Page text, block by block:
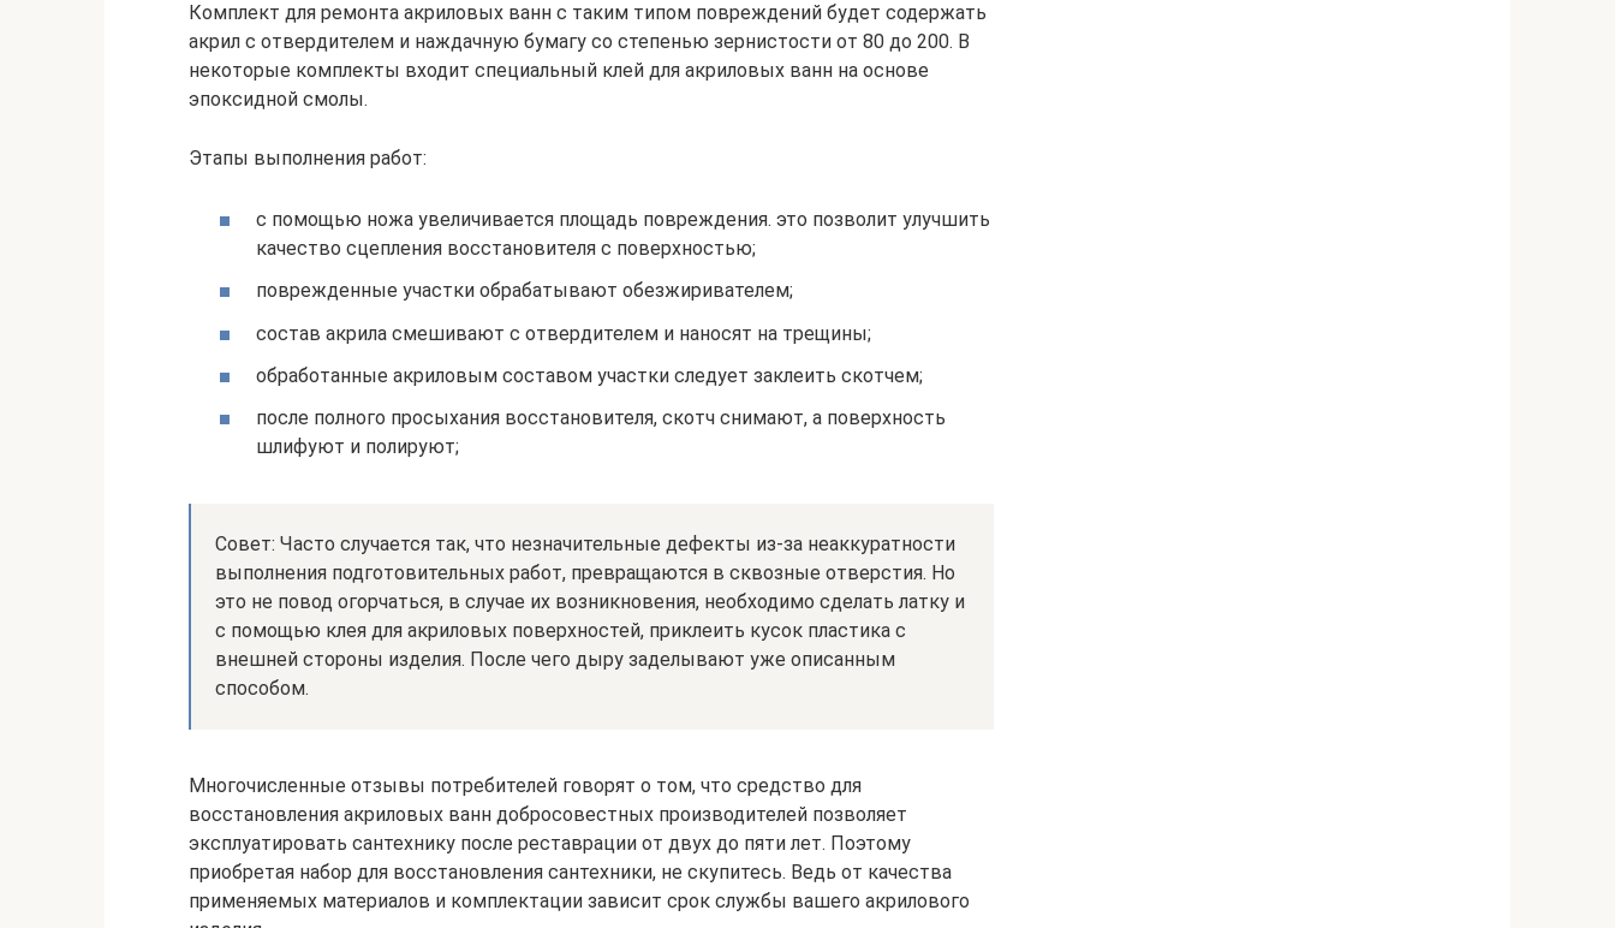
Комплект для ремонта акриловых ванн с таким типом повреждений будет содержать
акрил с отвердителем и наждачную бумагу со степенью зернистости от 80 до 200. В
некоторые комплекты входит специальный клей для акриловых ванн на основе
эпоксидной смолы.
Этапы выполнения работ:
с помощью ножа увеличивается площадь повреждения. это позволит улучшить
качество сцепления восстановителя с поверхностью;
поврежденные участки обрабатывают обезжиривателем;
состав акрила смешивают с отвердителем и наносят на трещины;
обработанные акриловым составом участки следует заклеить скотчем;
после полного просыхания восстановителя, скотч снимают, а поверхность
шлифуют и полируют;
Совет: Часто случается так, что незначительные дефекты из-за неаккуратности
выполнения подготовительных работ, превращаются в сквозные отверстия. Но
это не повод огорчаться, в случае их возникновения, необходимо сделать латку и
с помощью клея для акриловых поверхностей, приклеить кусок пластика с
внешней стороны изделия. После чего дыру заделывают уже описанным
способом.
Многочисленные отзывы потребителей говорят о том, что средство для
восстановления акриловых ванн добросовестных производителей позволяет
эксплуатировать сантехнику после реставрации от двух до пяти лет. Поэтому
приобретая набор для восстановления сантехники, не скупитесь. Ведь от качества
применяемых материалов и комплектации зависит срок службы вашего акрилового